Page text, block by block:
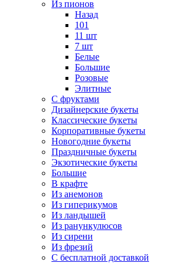
Из пионов
Назад
101
11 шт
7 шт
Белые
Большие
Розовые
Элитные
С фруктами
Дизайнерские букеты
Классические букеты
Корпоративные букеты
Новогодние букеты
Праздничные букеты
Экзотические букеты
Большие
В крафте
Из анемонов
Из гиперикумов
Из ландышей
Из ранункулюсов
Из сирени
Из фрезий
С бесплатной доставкой